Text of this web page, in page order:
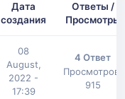
Дата
создания
Ответы /
Просмотры
08
August,
2022 -
17:39
4 Ответ
Просмотров:
915